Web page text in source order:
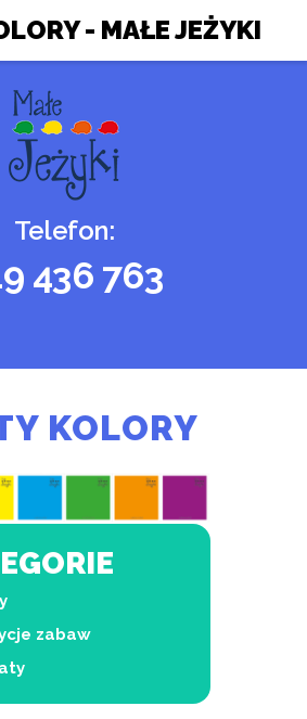
Telefon:
436 763
KOLORY
zabaw
- MAŁE JEŻYKI